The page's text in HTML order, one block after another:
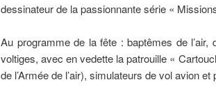
dessinateur de la passionnante série «
Au programme de la fête : baptêmes de l’air,
voltiges, avec en vedette la patrouille «
de l’Armée de l’air), simulateurs de vol avion